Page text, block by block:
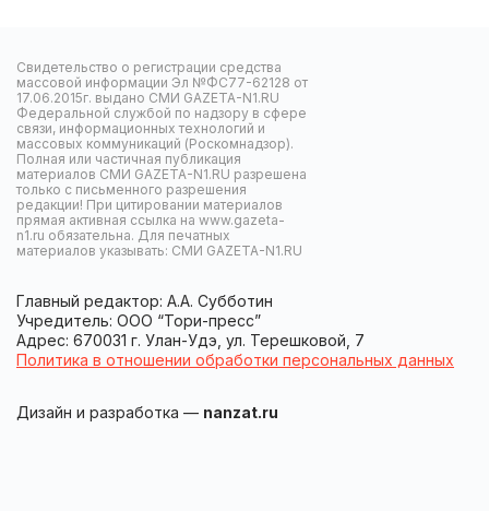
Свидетельство о регистрации средства
массовой информации Эл №ФС77-62128 от
17.06.2015г. выдано СМИ GAZETA-N1.RU
Федеральной службой по надзору в сфере
связи, информационных технологий и
массовых коммуникаций (Роскомнадзор).
Полная или частичная публикация
материалов СМИ GAZETA-N1.RU разрешена
только с письменного разрешения
редакции! При цитировании материалов
прямая активная ссылка на www.gazeta-
n1.ru обязательна. Для печатных
материалов указывать: СМИ GAZETA-N1.RU
Главный редактор: А.А. Субботин
Учредитель: ООО “Тори-пресс”
Адрес: 670031 г. Улан-Удэ, ул. Терешковой, 7
Политика в отношении обработки персональных данных
Дизайн и разработка — nanzat.ru